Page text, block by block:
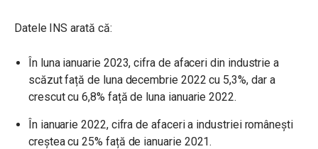
Datele INS arată că:
În luna ianuarie 2023, cifra de afaceri din industrie a
scăzut față de luna decembrie 2022 cu 5,3%, dar a
crescut cu 6,8% față de luna ianuarie 2022.
În ianuarie 2022, cifra de afaceri a industriei românești
creștea cu 25% față de ianuarie 2021.